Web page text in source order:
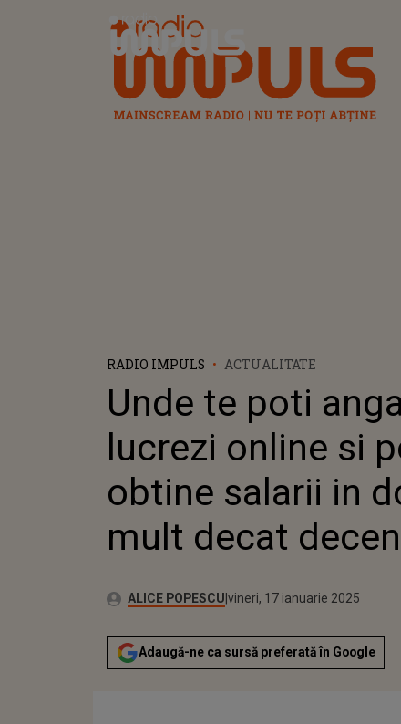
Radio Impuls
RADIO IMPULS ACTUALITATE
Unde te poti
lucrezi online si
obtine salarii in
mult decat
Autor:ALICE POPESCUPublicat:
miercuri, 17 ianuarie 2024
Actualizat:
vineri, 17 ianuarie 2025
Adaugă-ne ca sursă preferată în Google